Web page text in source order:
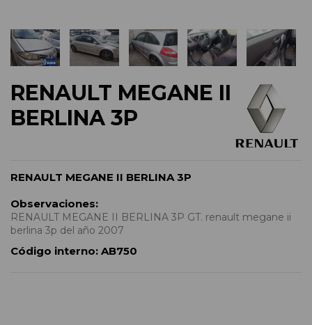
RENAULT MEGANE II
BERLINA 3P
RENAULT MEGANE II BERLINA 3P
Observaciones:
RENAULT MEGANE II BERLINA 3P GT. renault megane ii
berlina 3p del año 2007
Código interno: AB750